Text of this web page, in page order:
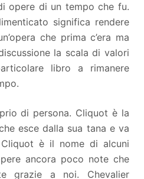
opere di un tempo che fu.
significa rendere
che prima c’era ma
la scala di valori
libro a rimanere
di persona. Cliquot è la
esce dalla sua tana e va
è il nome di alcuni
ancora poco note che
grazie a noi. Chevalier